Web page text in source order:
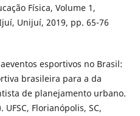
Física, Volume 1,
Unijuí, 2019, pp. 65-76
esportivos no Brasil:
brasileira para a da
de planejamento urbano.
Florianópolis, SC,